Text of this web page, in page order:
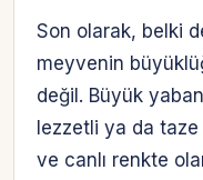
Son olarak, belki
meyvenin
değil. Büyük
lezzetli ya da taze
ve canlı renkte